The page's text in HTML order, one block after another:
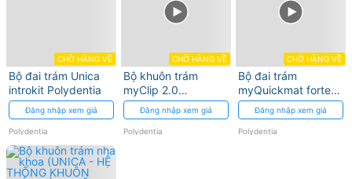
CHỜ HÀNG VỀ
Bộ đai trám Unica
introkit Polydentia
Đăng nhập xem giá
Polydentia
CHỜ HÀNG VỀ
Bộ khuôn trám
myClip 2.0
Polydentia
Đăng nhập xem giá
Polydentia
CHỜ HÀNG VỀ
Bộ đai trám
myQuickmat forte
kit Polydentia
Đăng nhập xem giá
Polydentia